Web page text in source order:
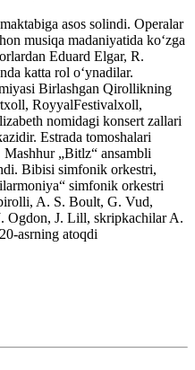
asos solindi. Operalar
musiqa madaniyatida koʻzga
Eduard Elgar, R.
katta rol oʻynadilar.
Birlashgan Qirollikning
RoyyalFestivalxoll,
nomidagi konsert zallari
Estrada tomoshalari
„Bitlz“ ansambli
Bibisi simfonik orkestri,
simfonik orkestri
A. S. Boult, G. Vud,
Ogdon, J. Lill, skripkachilar A.
asrning atoqdi